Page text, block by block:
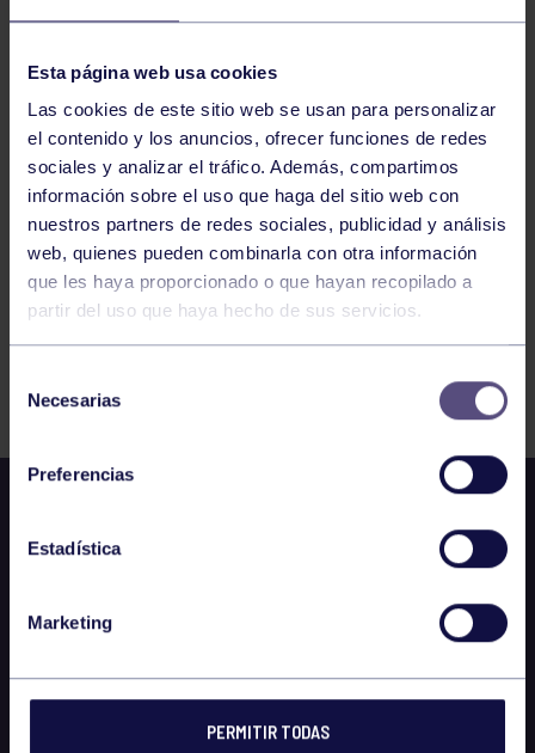
Esta página web usa cookies
Las cookies de este sitio web se usan para personalizar
el contenido y los anuncios, ofrecer funciones de redes
sociales y analizar el tráfico. Además, compartimos
información sobre el uso que haga del sitio web con
nuestros partners de redes sociales, publicidad y análisis
web, quienes pueden combinarla con otra información
que les haya proporcionado o que hayan recopilado a
partir del uso que haya hecho de sus servicios.
Necesarias
Preferencias
Estadística
Marketing
PERMITIR TODAS
GIJÓN
CADETE MASCULINO B: CÍRCULO – RGCC
143 144 145 146 147 148 149
FILTRAR